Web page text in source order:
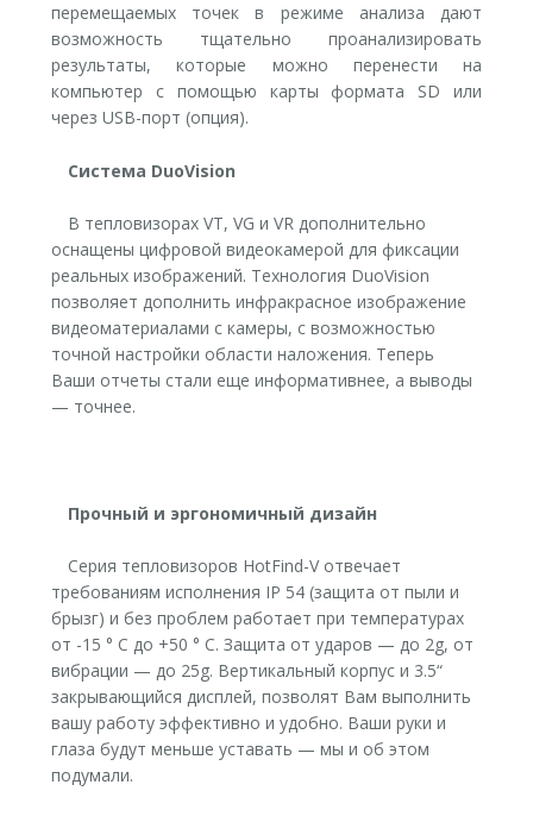
перемещаемых точек в режиме анализа дают
возможность тщательно проанализировать
результаты, которые можно перенести на
компьютер с помощью карты формата SD или
через USB-порт (опция).
Система DuoVision
В тепловизорах VT, VG и VR дополнительно
оснащены цифровой видеокамерой для фиксации
реальных изображений. Технология DuoVision
позволяет дополнить инфракрасное изображение
видеоматериалами с камеры, с возможностью
точной настройки области наложения. Теперь
Ваши отчеты стали еще информативнее, а выводы
— точнее.
Прочный и эргономичный дизайн
Серия тепловизоров HotFind-V отвечает
требованиям исполнения IP 54 (защита от пыли и
брызг) и без проблем работает при температурах
от -15 ° C до +50 ° C. Защита от ударов — до 2g, от
вибрации — до 25g. Вертикальный корпус и 3.5“
закрывающийся дисплей, позволят Вам выполнить
вашу работу эффективно и удобно. Ваши руки и
глаза будут меньше уставать — мы и об этом
подумали.